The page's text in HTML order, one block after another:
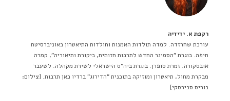
רקפת א. ידידיה
עורכת שחרזדה. למדה תולדות האמנות ותולדות התיאטרון באוניברסיטת
חיפה. בוגרת "הסמינר החדש לתרבות חזותית, ביקורת ותיאוריה", קמרה
אובסקורה. זמרת סופרן. בוגרת ביה"ס הישראלי לשירת מקהלה. לשעבר
מבקרת מחול, תיאטרון ומוזיקה בתוכנית "הדירוג" ברדיו כאן תרבות. [צילום:
בוריס סבירסקי]